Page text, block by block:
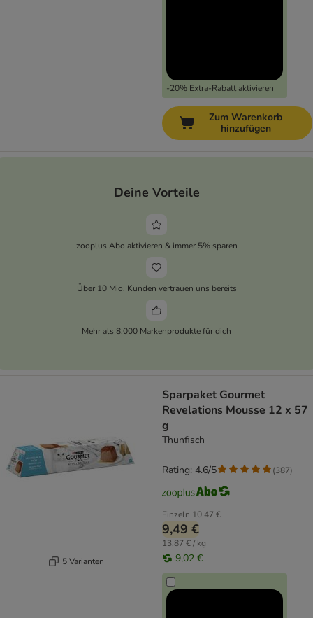
-20% Extra-Rabatt aktivieren
Zum Warenkorb
hinzufügen
Deine Vorteile
zooplus Abo aktivieren & immer 5% sparen
Über 10 Mio. Kunden vertrauen uns bereits
Mehr als 8.000 Markenprodukte für dich
5 Varianten
Sparpaket Gourmet
Revelations Mousse 12 x 57
g
Thunfisch
Einzeln 10,47 €
9,49 €
13,87 € / kg
9,02 €
Rating: 4.6/5 (387)